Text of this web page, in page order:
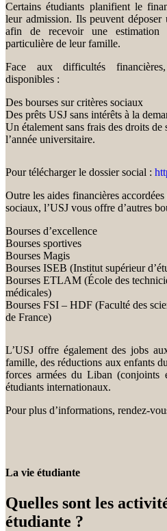
Certains étudiants planifient le
leur admission. Ils peuvent déposer
afin de recevoir une
particulière de leur famille.
Face aux difficultés
disponibles :
Des bourses sur critères sociaux
Des prêts USJ sans intérêts à la
Un étalement sans frais des droits
l’année universitaire.
Pour télécharger le dossier social :
Outre les aides financières
sociaux, l’USJ vous offre d’autres
Bourses d’excellence
Bourses sportives
Bourses Magis
Bourses ISEB (Institut supérieur
Bourses ETLAM (École des
médicales)
Bourses FSI – HDF (Faculté des
de France)
L’USJ offre également des jobs
famille, des réductions aux enfants
forces armées du Liban (conjoints
étudiants internationaux.
Pour plus d’informations, rendez-
La vie étudiante
Quelles sont les
étudiante ?